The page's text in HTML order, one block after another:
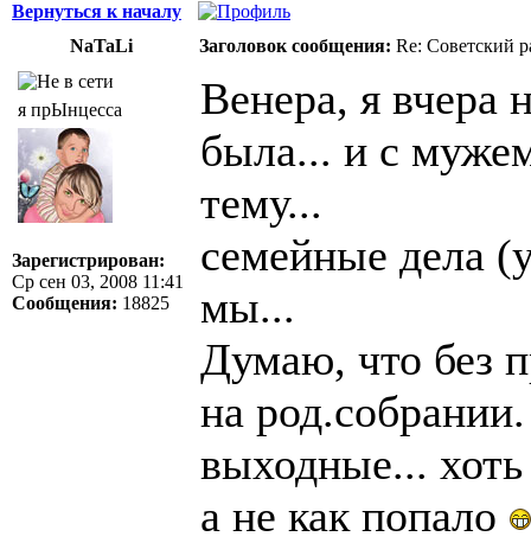
Вернуться к началу
NaTaLi
Заголовок сообщения: Re: Советский
я прЫнцесса
Зарегистрирован:
Ср сен 03, 2008 11:41
Сообщения: 18825
Венера, я вчера
была... и с
тему...
семейные дела
мы...
Думаю, что без
на
выходные...
а не как попало